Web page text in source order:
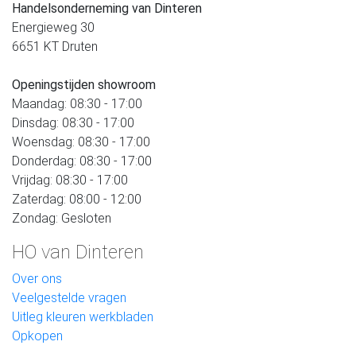
Handelsonderneming van Dinteren
Energieweg 30
6651 KT Druten
Openingstijden showroom
Maandag: 08:30 - 17:00
Dinsdag: 08:30 - 17:00
Woensdag: 08:30 - 17:00
Donderdag: 08:30 - 17:00
Vrijdag: 08:30 - 17:00
Zaterdag: 08:00 - 12:00
Zondag: Gesloten
HO van Dinteren
Over ons
Veelgestelde vragen
Uitleg kleuren werkbladen
Opkopen